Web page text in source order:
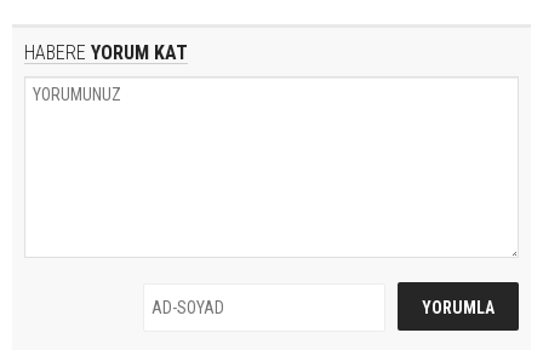
HABERE YORUM KAT